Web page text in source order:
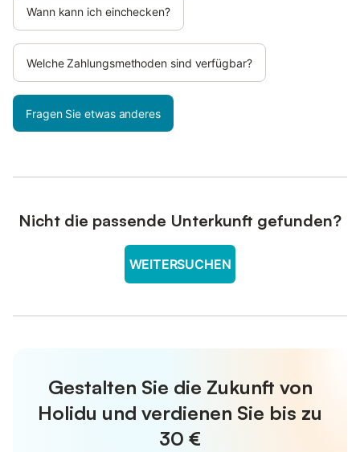
Wann kann ich einchecken?
Welche Zahlungsmethoden sind verfügbar?
Fragen Sie etwas anderes
Nicht die passende Unterkunft gefunden?
WEITERSUCHEN
Gestalten Sie die Zukunft von
Holidu und verdienen Sie bis zu
30 €